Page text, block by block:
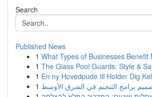
Search
Published News
1 What Types of Businesses Benefit
1 The Glass Pool Guards: Style &
1 En ny Hovedpude til Holder Dig
1 برامج التنجيم في الشرق الأوسط